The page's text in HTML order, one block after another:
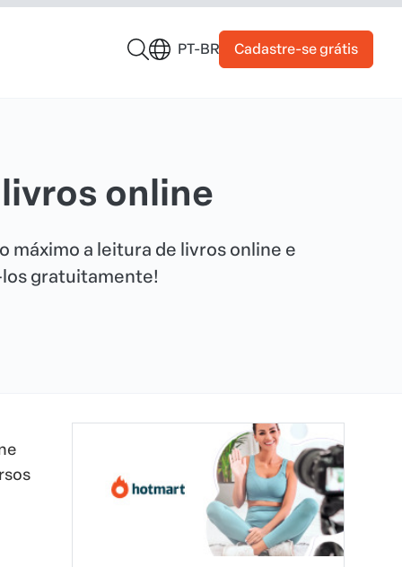
PT-BR Cadastre-se grátis
online
máximo a leitura de livros online e
gratuitamente!